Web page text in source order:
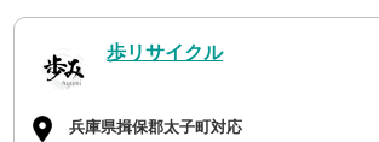
歩リサイクル
兵庫県揖保郡太子町対応